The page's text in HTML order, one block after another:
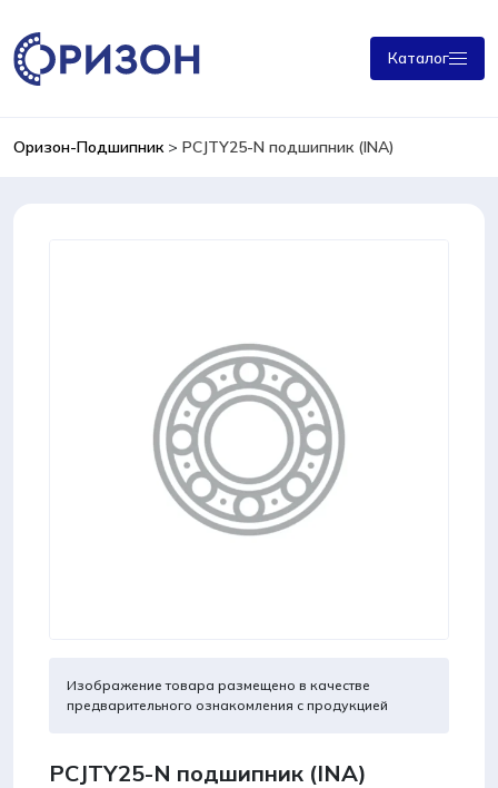
Каталог
Оризон-Подшипник> PCJTY25-N подшипник (INA)
Изображение товара размещено в качестве
предварительного ознакомления с продукцией
PCJTY25-N подшипник (INA)